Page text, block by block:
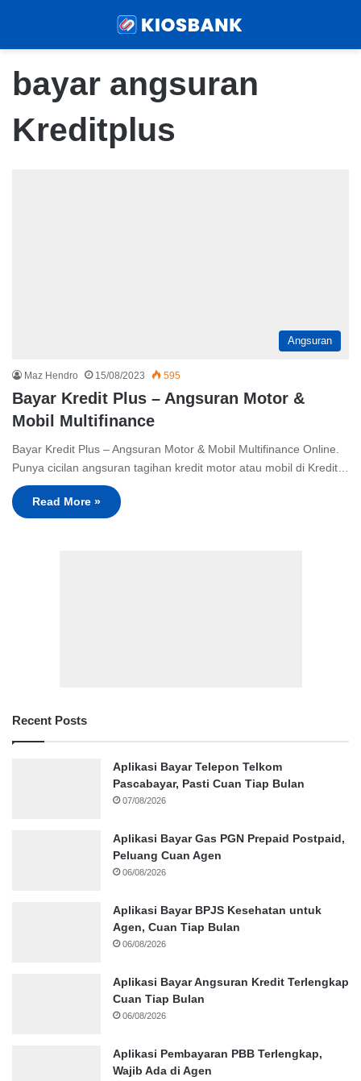
bayar angsuran
Kreditplus
Angsuran
Maz Hendro 15/08/2023 595
Bayar Kredit Plus – Angsuran Motor &
Mobil Multifinance
Bayar Kredit Plus – Angsuran Motor & Mobil Multifinance Online.
Punya cicilan angsuran tagihan kredit motor atau mobil di Kredit…
Read More »
Recent Posts
Aplikasi Bayar Telepon Telkom
Pascabayar, Pasti Cuan Tiap Bulan
07/08/2026
Aplikasi Bayar Gas PGN Prepaid Postpaid,
Peluang Cuan Agen
06/08/2026
Aplikasi Bayar BPJS Kesehatan untuk
Agen, Cuan Tiap Bulan
06/08/2026
Aplikasi Bayar Angsuran Kredit Terlengkap
Cuan Tiap Bulan
06/08/2026
Aplikasi Pembayaran PBB Terlengkap,
Wajib Ada di Agen